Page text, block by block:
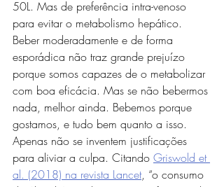
50L. Mas de preferência intra-venoso
para evitar o metabolismo hepático.
Beber moderadamente e de forma
esporádica não traz grande prejuízo
porque somos capazes de o metabolizar
com boa eficácia. Mas se não bebermos
nada, melhor ainda. Bebemos porque
gostamos, e tudo bem quanto a isso.
Apenas não se inventem justificações
para aliviar a culpa. Citando Griswold et
al. (2018) na revista Lancet, “o consumo